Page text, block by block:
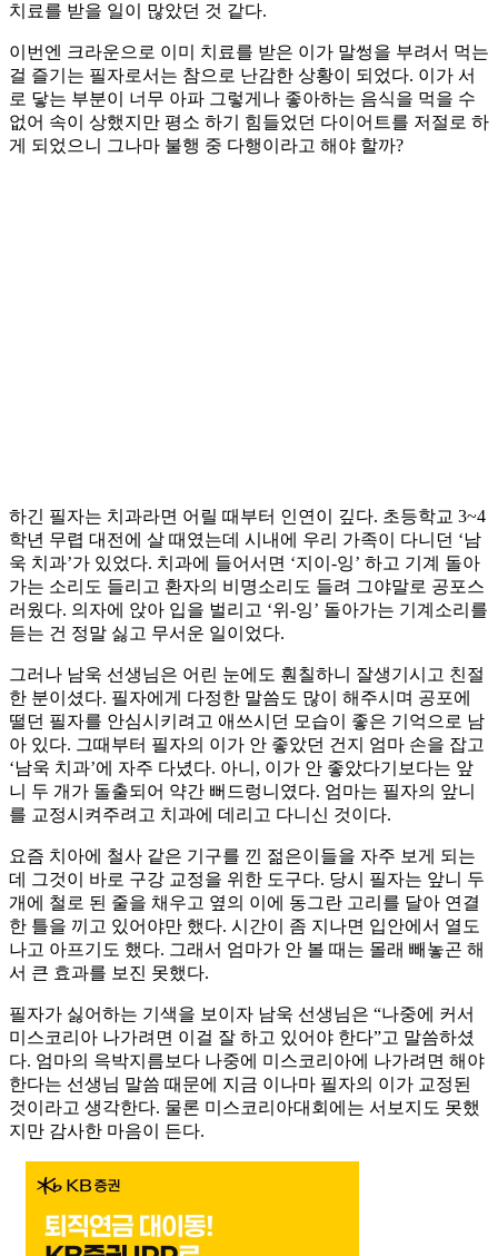
치료를 받을 일이 많았던 것 같다.
이번엔 크라운으로 이미 치료를 받은 이가 말썽을 부려서 먹는
걸 즐기는 필자로서는 참으로 난감한 상황이 되었다. 이가 서
로 닿는 부분이 너무 아파 그렇게나 좋아하는 음식을 먹을 수
없어 속이 상했지만 평소 하기 힘들었던 다이어트를 저절로 하
게 되었으니 그나마 불행 중 다행이라고 해야 할까?
하긴 필자는 치과라면 어릴 때부터 인연이 깊다. 초등학교 3~4
학년 무렵 대전에 살 때였는데 시내에 우리 가족이 다니던 ‘남
욱 치과’가 있었다. 치과에 들어서면 ‘지이-잉’ 하고 기계 돌아
가는 소리도 들리고 환자의 비명소리도 들려 그야말로 공포스
러웠다. 의자에 앉아 입을 벌리고 ‘위-잉’ 돌아가는 기계소리를
듣는 건 정말 싫고 무서운 일이었다.
그러나 남욱 선생님은 어린 눈에도 훤칠하니 잘생기시고 친절
한 분이셨다. 필자에게 다정한 말씀도 많이 해주시며 공포에
떨던 필자를 안심시키려고 애쓰시던 모습이 좋은 기억으로 남
아 있다. 그때부터 필자의 이가 안 좋았던 건지 엄마 손을 잡고
‘남욱 치과’에 자주 다녔다. 아니, 이가 안 좋았다기보다는 앞
니 두 개가 돌출되어 약간 뻐드렁니였다. 엄마는 필자의 앞니
를 교정시켜주려고 치과에 데리고 다니신 것이다.
요즘 치아에 철사 같은 기구를 낀 젊은이들을 자주 보게 되는
데 그것이 바로 구강 교정을 위한 도구다. 당시 필자는 앞니 두
개에 철로 된 줄을 채우고 옆의 이에 동그란 고리를 달아 연결
한 틀을 끼고 있어야만 했다. 시간이 좀 지나면 입안에서 열도
나고 아프기도 했다. 그래서 엄마가 안 볼 때는 몰래 빼놓곤 해
서 큰 효과를 보진 못했다.
필자가 싫어하는 기색을 보이자 남욱 선생님은 “나중에 커서
미스코리아 나가려면 이걸 잘 하고 있어야 한다”고 말씀하셨
다. 엄마의 윽박지름보다 나중에 미스코리아에 나가려면 해야
한다는 선생님 말씀 때문에 지금 이나마 필자의 이가 교정된
것이라고 생각한다. 물론 미스코리아대회에는 서보지도 못했
지만 감사한 마음이 든다.